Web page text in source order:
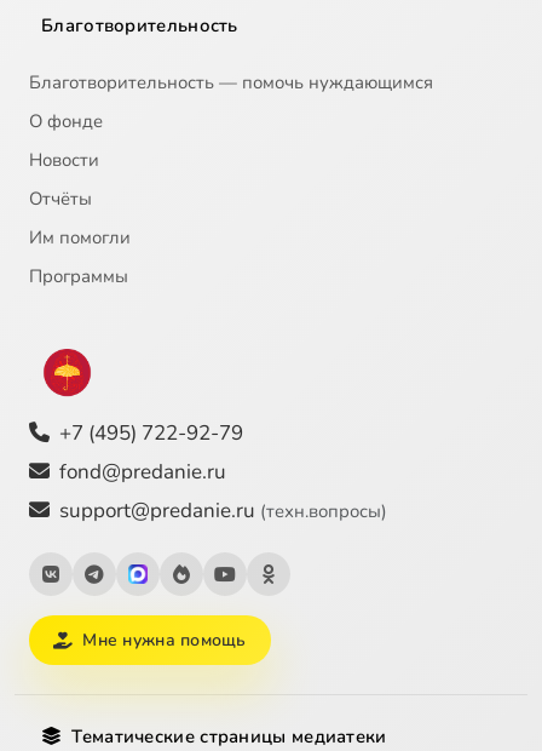
Благотворительность
Благотворительность — помочь нуждающимся
О фонде
Новости
Отчёты
Им помогли
Программы
+7 (495) 722-92-79
fond@predanie.ru
support@predanie.ru (техн.вопросы)
Мне нужна помощь
Тематические страницы медиатеки